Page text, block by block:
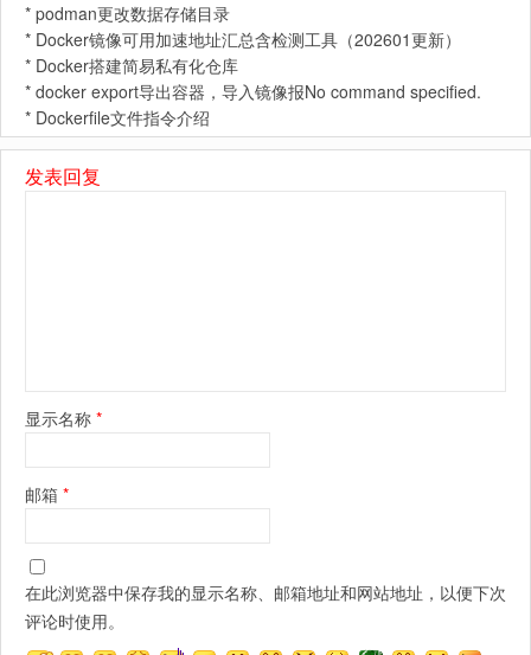
* podman更改数据存储目录
* Docker镜像可用加速地址汇总含检测工具（202601更新）
* Docker搭建简易私有化仓库
* docker export导出容器，导入镜像报No command specified.
* Dockerfile文件指令介绍
发表回复
显示名称 *
邮箱 *
在此浏览器中保存我的显示名称、邮箱地址和网站地址，以便下次
评论时使用。